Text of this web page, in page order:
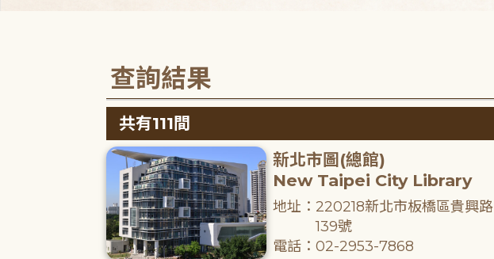
查詢結果
共有111間
新北市圖(總館)
New Taipei City Library
地址：220218新北市板橋區貴興路
139號
電話：02-2953-7868